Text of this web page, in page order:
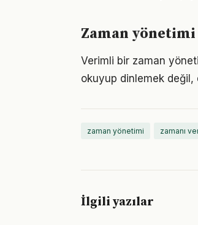
Zaman yönetimi
Verimli bir zaman
okuyup dinlemek değil,
zaman yönetimi zamanı
İlgili yazılar